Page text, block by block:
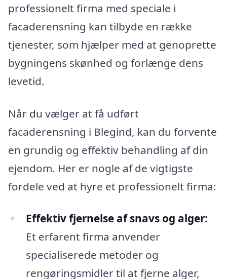
professionelt firma med speciale i
facaderensning kan tilbyde en række
tjenester, som hjælper med at genoprette
bygningens skønhed og forlænge dens
levetid.
Når du vælger at få udført
facaderensning i Blegind, kan du forvente
en grundig og effektiv behandling af din
ejendom. Her er nogle af de vigtigste
fordele ved at hyre et professionelt firma:
Effektiv fjernelse af snavs og alger:
Et erfarent firma anvender
specialiserede metoder og
rengøringsmidler til at fjerne alger,